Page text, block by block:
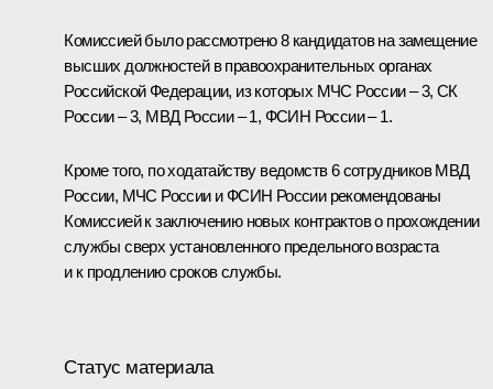
Комиссией было рассмотрено 8 кандидатов на замещение
высших должностей в правоохранительных органах
Российской Федерации, из которых МЧС России – 3, СК
России – 3, МВД России – 1, ФСИН России – 1.
Кроме того, по ходатайству ведомств 6 сотрудников МВД
России, МЧС России и ФСИН России рекомендованы
Комиссией к заключению новых контрактов о прохождении
службы сверх установленного предельного возраста
и к продлению сроков службы.
Статус материала